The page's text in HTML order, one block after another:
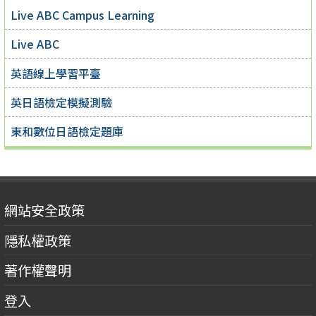
Live ABC Campus Learning
Live ABC
英語線上學習平臺
英日語檢定模擬測驗
東和數位日語檢定題庫
網站安全政策
隱私權政策
著作權聲明
登入